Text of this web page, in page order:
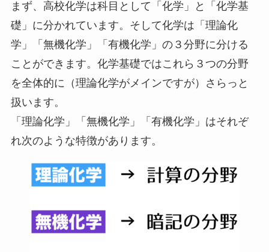
まず、高校化学は科目として「化学」と「化学基
礎」に分かれています。そして化学は「理論化
学」「無機化学」「有機化学」の３分野に分ける
ことができます。化学基礎ではこれら３つの分野
を全体的に（理論化学がメインですが）さらっと
扱います。
「理論化学」「無機化学」「有機化学」はそれぞ
れ次のような特徴があります。